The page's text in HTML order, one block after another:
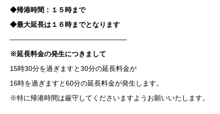
◆帰港時間：１５時まで
◆最大延長は１６時までとなります
—————————————————
※延長料金の発生につきまして
15時30分を過ぎますと30分の延長料金が
16時を過ぎますと60分の延長料金が発生します。
※特に帰港時間は厳守してくださいますようお願いいたします。